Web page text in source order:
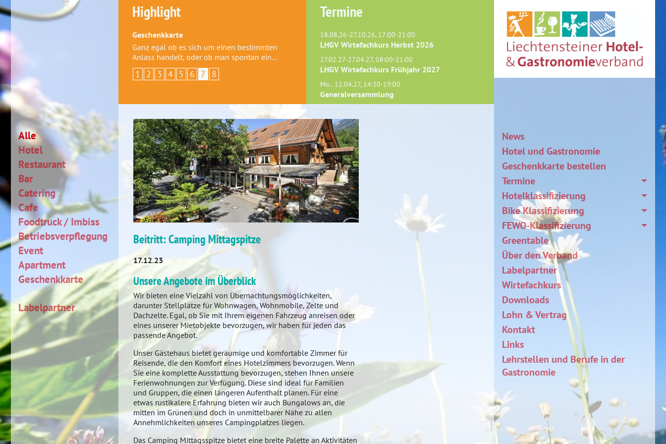
Alle
Hotel
Restaurant
Bar
Catering
Cafe
Foodtruck / Imbiss
Betriebsverpflegung
Event
Apartment
Geschenkkarte
Labelpartner
Highlight
Geschenkkarte
Ganz egal ob es sich um einen bestimmten
Anlass handelt, oder ob man spontan ein…
1 2 3 4 5 6 7 8
Termine
18.08.26-27.10.26, 17:00-21:00
LHGV Wirtefachkurs Herbst 2026
27.02.27-27.04.27, 08:00-21:00
LHGV Wirtefachkurs Frühjahr 2027
Mo.. 12.04.27, 14:30-19:00
Generalversammlung
Beitritt: Camping Mittagspitze
17.12.23
Unsere Angebote im Überblick
Wir bieten eine Vielzahl von Übernachtungsmöglichkeiten,
darunter Stellplätze für Wohnwagen, Wohnmobile, Zelte und
Dachzelte. Egal, ob Sie mit Ihrem eigenen Fahrzeug anreisen oder
eines unserer Mietobjekte bevorzugen, wir haben für jeden das
passende Angebot.
Unser Gästehaus bietet geräumige und komfortable Zimmer für
Reisende, die den Komfort eines Hotelzimmers bevorzugen. Wenn
Sie eine komplette Ausstattung bevorzugen, stehen Ihnen unsere
Ferienwohnungen zur Verfügung. Diese sind ideal für Familien
und Gruppen, die einen längeren Aufenthalt planen. Für eine
etwas rustikalere Erfahrung bieten wir auch Bungalows an, die
mitten im Grünen und doch in unmittelbarer Nähe zu allen
Annehmlichkeiten unseres Campingplatzes liegen.
Das Camping Mittagsspitze bietet eine breite Palette an Aktivitäten
News
Hotel und Gastronomie
Geschenkkarte bestellen
Termine
Hotelklassifizierung
Bike Klassifizierung
FEWO-Klassifizierung
Greentable
Über den Verband
Labelpartner
Wirtefachkurs
Downloads
Lohn & Vertrag
Kontakt
Links
Lehrstellen und Berufe in der
Gastronomie